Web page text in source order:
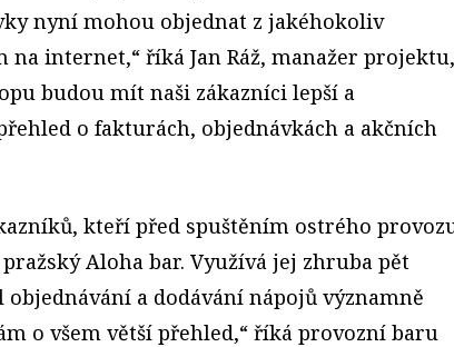
nyní mohou objednat z jakéhokoliv
na internet,“ říká Jan Ráž, manažer projektu,
budou mít naši zákazníci lepší a
o fakturách, objednávkách a akčních
kteří před spuštěním ostrého
Aloha bar. Využívá jej zhruba pět
objednávání a dodávání nápojů významně
o všem větší přehled,“ říká provozní baru